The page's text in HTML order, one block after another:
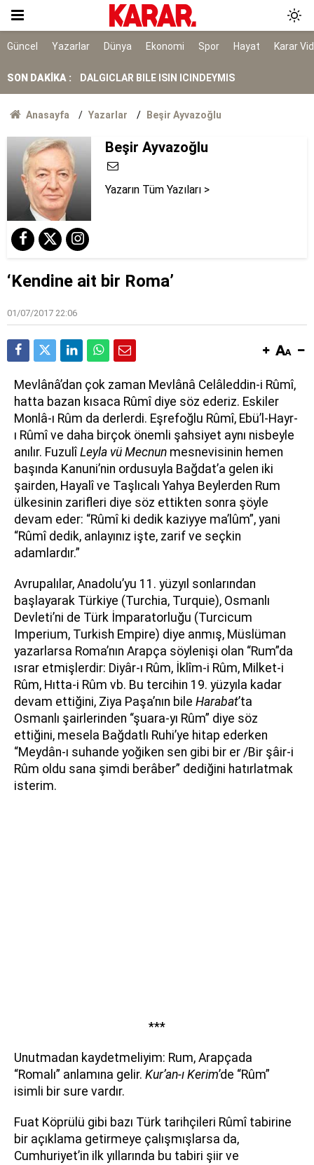
Güncel Yazarlar Dünya Ekonomi Spor Hayat Karar
SON DAKİKA :
Herkes Çeşme'ye akın ederken onlar burayı
keşfetti: İzmir'de 'Böyle bir yer hâlâ var mı?'
dedirtecek o saklı cennet
DALGICLAR BILE ISIN ICINDEYMIS
AK Parti ile fark 4 puanı aştı
buruk
Cezayir demiryolu tekeri ihtiyacını 5 yıl boyunca
KARDEMİR karşılayacak
Dışarıda nefes alınamıyor ama buraya giren
Anasayfa Yazarlar Beşir Ayvazoğlu
Beşir Ayvazoğlu
Yazarın Tüm Yazıları >
‘Kendine ait bir Roma’
01/07/2017 22:06
Mevlânâ’dan çok zaman Mevlânâ Celâleddin-i Rûmî,
hatta bazan kısaca Rûmî diye söz ederiz. Eskiler
Monlâ-ı Rûm da derlerdi. Eşrefoğlu Rûmî, Ebü’l-Hayr-
ı Rûmî ve daha birçok önemli şahsiyet aynı nisbeyle
anılır. FuzulîLeyla vü Mecnun mesnevisinin hemen
başında Kanuni’nin ordusuyla Bağdat’a gelen iki
şairden, Hayalî ve Taşlıcalı Yahya Beylerden Rum
ülkesinin zarifleri diye söz ettikten sonra şöyle
devam eder: “Rûmî ki dedik kaziyye ma’lûm”, yani
“Rûmî dedik, anlayınız işte, zarif ve seçkin
adamlardır.”
Avrupalılar, Anadolu’yu 11. yüzyıl sonlarından
başlayarak Türkiye (Turchia, Turquie), Osmanlı
Devleti’ni de Türk İmparatorluğu (Turcicum
Imperium, Turkish Empire) diye anmış, Müslüman
yazarlarsa Roma’nın Arapça söylenişi olan “Rum”da
ısrar etmişlerdir: Diyâr-ı Rûm, İklîm-i Rûm, Milket-i
Rûm, Hıtta-i Rûm vb. Bu tercihin 19. yüzyıla kadar
devam ettiğini, Ziya Paşa’nın bile Harabat’ta
Osmanlı şairlerinden “şuara-yı Rûm” diye söz
ettiğini, mesela Bağdatlı Ruhi’ye hitap ederken
“Meydân-ı suhande yoğiken sen gibi bir er /Bir şâir-i
Rûm oldu sana şimdi berâber” dediğini hatırlatmak
isterim.
***
Unutmadan kaydetmeliyim: Rum, Arapçada
“Romalı” anlamına gelir. Kur’an-ı Kerim’de “Rûm”
isimli bir sure vardır.
Fuat Köprülü gibi bazı Türk tarihçileri Rûmî tabirine
bir açıklama getirmeye çalışmışlarsa da,
Cumhuriyet’in ilk yıllarında bu tabiri şiir ve